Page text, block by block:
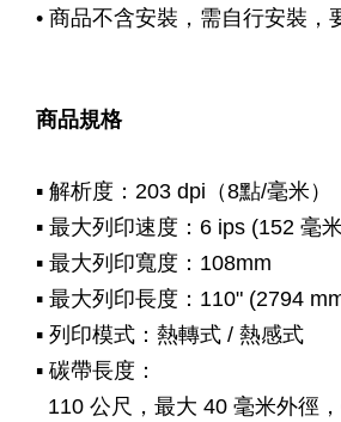
• 商品不含安裝，需自行安裝，
商品規格
▪ 解析度：203 dpi（8點/毫米）
▪ 最大列印速度：6 ips (152 毫
▪ 最大列印寬度：108mm
▪ 最大列印長度：110" (2794
▪ 列印模式：熱轉式 / 熱感式
▪ 碳帶長度：
110 公尺，最大 40 毫米外徑